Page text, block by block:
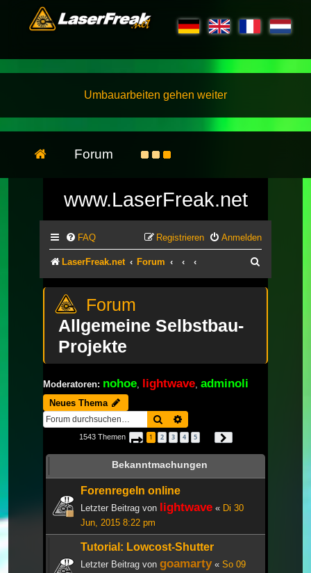
Umbauarbeiten gehen weiter
Forum
www.LaserFreak.net
FAQ Anmelden
Registrieren
LaserFreak.net Forum
Allgemeine Selbstbau-
Projekte
Moderatoren: nohoe lightwave adminoli
Neues Thema
Suche
1543 Themen Seite 1von 52
1 2 3 4 5
Bekanntmachungen
Forenregeln online
Letzter Beitrag von lightwave « Di 30
Jun, 2015 8:22 pm
Tutorial: Lowcost-Shutter
Letzter Beitrag von goamarty« So 09